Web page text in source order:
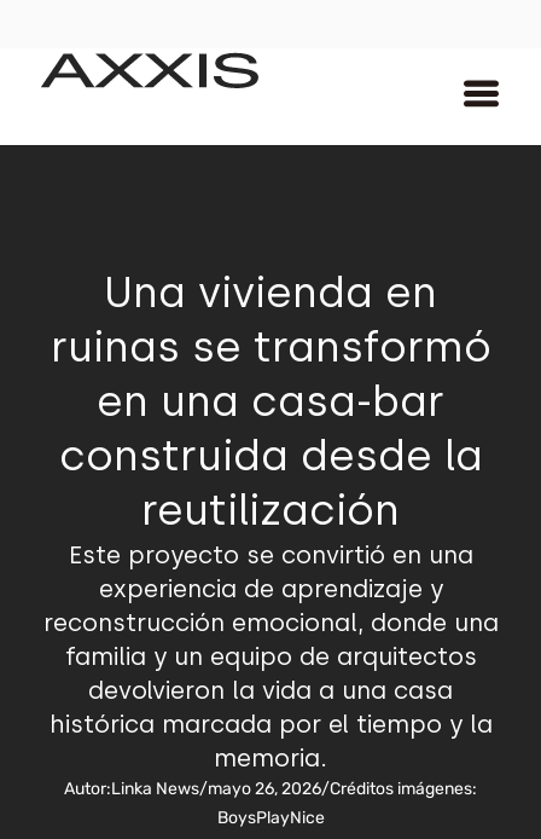
Una vivienda en
ruinas se transformó
en una casa-bar
construida desde la
reutilización
Este proyecto se convirtió en una
experiencia de aprendizaje y
reconstrucción emocional, donde una
familia y un equipo de arquitectos
devolvieron la vida a una casa
histórica marcada por el tiempo y la
memoria.
Autor:Linka News/mayo 26, 2026/Créditos imágenes:
BoysPlayNice